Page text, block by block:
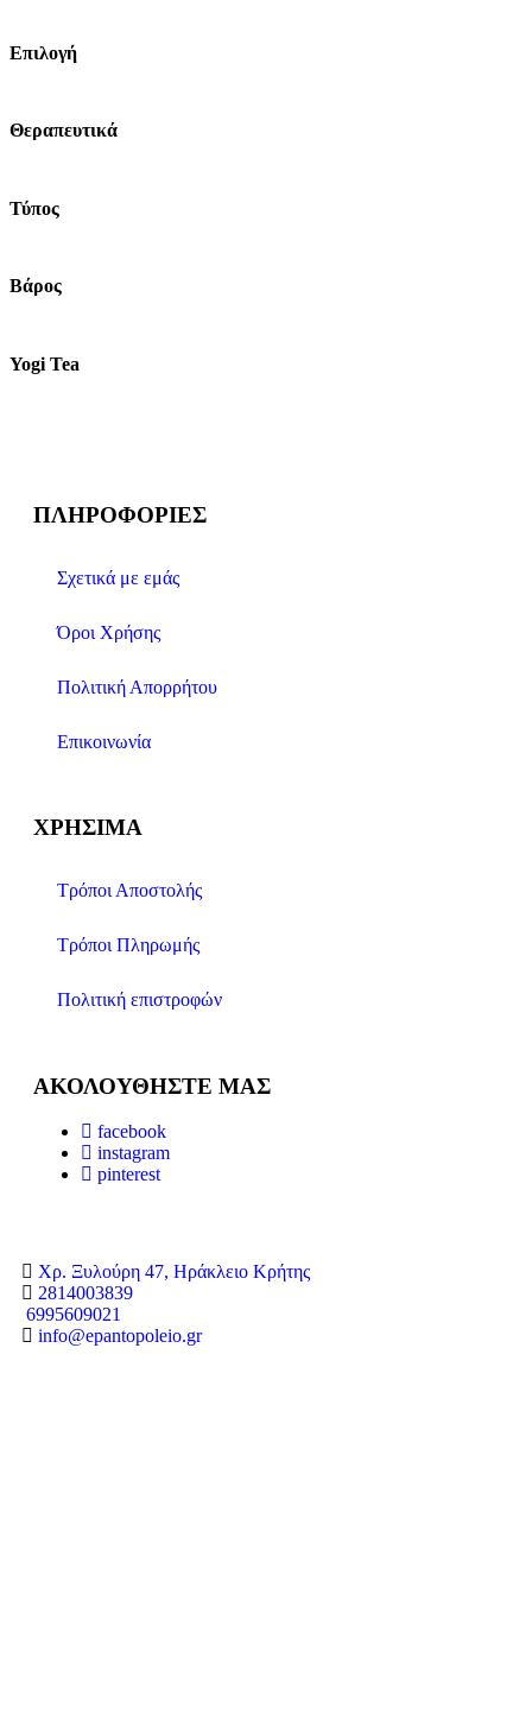
Επιλογή
Θεραπευτικά
Τύπος
Βάρος
Yogi Tea
Χρ. Ξυλούρη 47, Ηράκλειο Κρήτης
2814003839
6995609021
info@epantopoleio.gr
ΠΛΗΡΟΦΟΡΊΕΣ
Σχετικά με εμάς
Όροι Χρήσης
Πολιτική Απορρήτου
Επικοινωνία
ΧΡΉΣΙΜΑ
Τρόποι Αποστολής
Τρόποι Πληρωμής
Πολιτική επιστροφών
ΑΚΟΛΟΥΘΉΣΤΕ ΜΑΣ
facebook
instagram
pinterest